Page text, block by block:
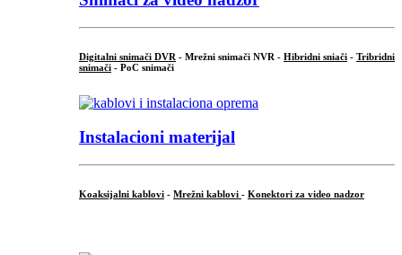
Digitalni snimači DVR - Mrežni snimači NVR - Hibridni sniači - Tribridni
snimači - PoC snimači
Instalacioni materijal
Koaksijalni kablovi - Mrežni kablovi - Konektori za video nadzor